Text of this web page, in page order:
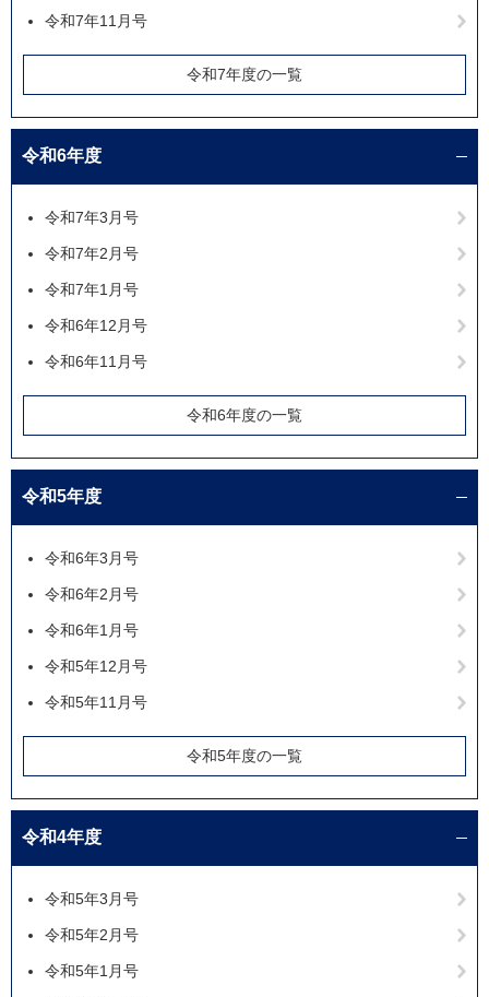
令和7年11月号
令和7年度の一覧
令和6年度
令和7年3月号
令和7年2月号
令和7年1月号
令和6年12月号
令和6年11月号
令和6年度の一覧
令和5年度
令和6年3月号
令和6年2月号
令和6年1月号
令和5年12月号
令和5年11月号
令和5年度の一覧
令和4年度
令和5年3月号
令和5年2月号
令和5年1月号